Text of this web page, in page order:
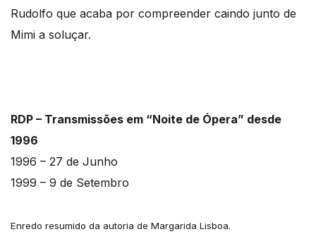
Rudolfo que acaba por compreender caindo junto de
Mimi a soluçar.
RDP – Transmissões em “Noite de Ópera” desde
1996
1996 – 27 de Junho
1999 – 9 de Setembro
Enredo resumido da autoria de Margarida Lisboa.